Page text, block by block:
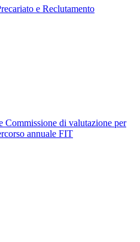
e Reclutamento
Commissione di valutazione per
annuale FIT